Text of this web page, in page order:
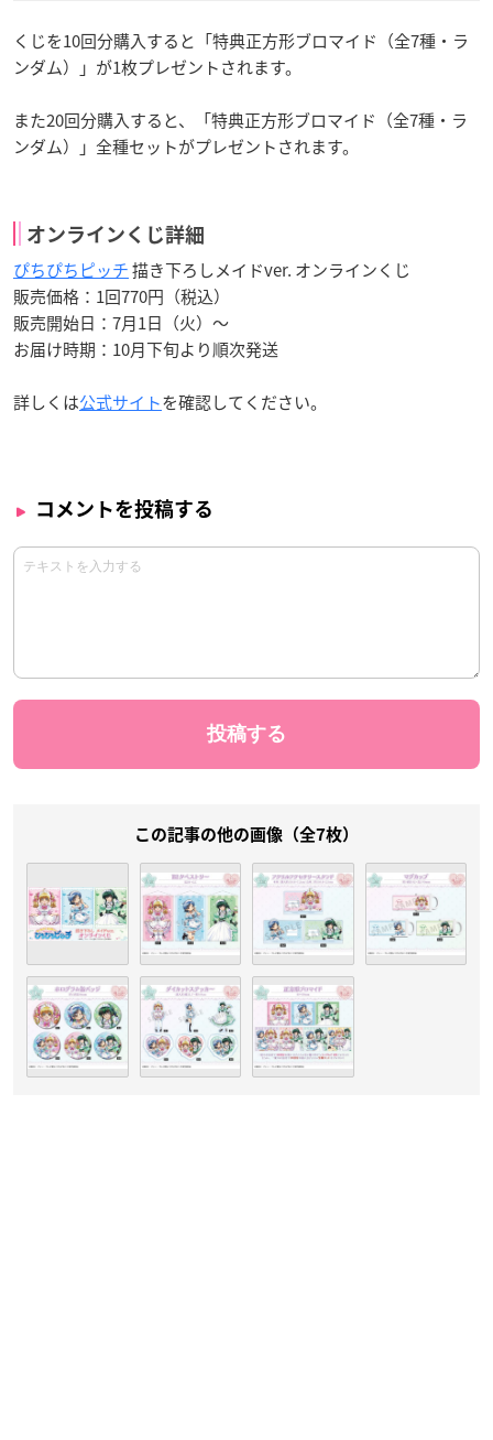
くじを10回分購入すると「特典正方形ブロマイド（全7種・ラ
ンダム）」が1枚プレゼントされます。
また20回分購入すると、「特典正方形ブロマイド（全7種・ラ
ンダム）」全種セットがプレゼントされます。
オンラインくじ詳細
ぴちぴちピッチ描き下ろしメイドver. オンラインくじ
販売価格：1回770円（税込）
販売開始日：7月1日（火）〜
お届け時期：10月下旬より順次発送
詳しくは公式サイトを確認してください。
コメントを投稿する
この記事の他の画像（全7枚）